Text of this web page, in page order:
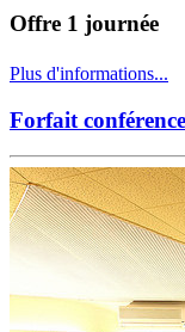
Offre 1 journée
Plus d'informations...
Forfait conférence